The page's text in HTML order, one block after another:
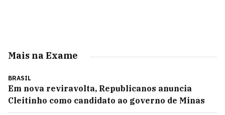
Mais na Exame
BRASIL
Em nova reviravolta, Republicanos anuncia
Cleitinho como candidato ao governo de Minas